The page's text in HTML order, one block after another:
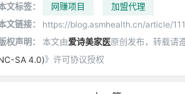
文标签： 网赚项目
加盟代理
文链接：
https://blog.asmhealth.cn/article/
权声明：
本文由爱诗美家医原创发布，转载请
SA 4.0)》许可协议授权